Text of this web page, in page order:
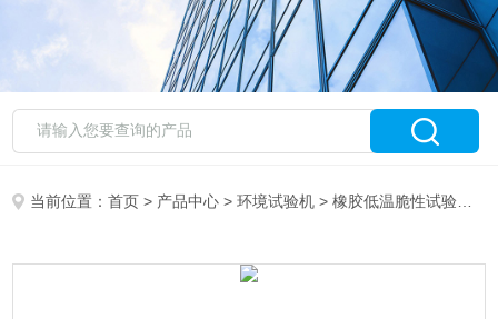
当前位置：首页 > 产品中心 >环境试验机 >橡胶低温脆性试验机